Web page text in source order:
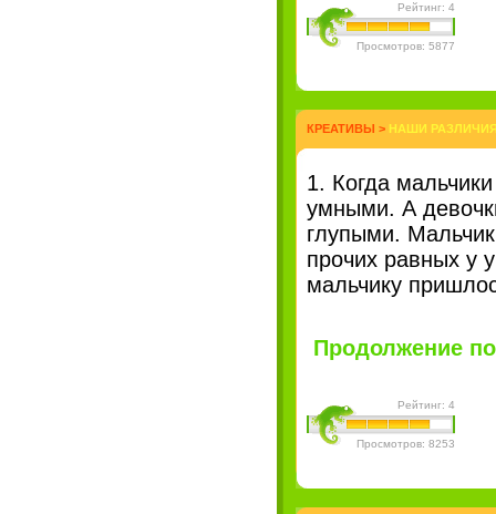
Рейтинг: 4
Просмотров: 5877
КРЕАТИВЫ > НАШИ
1. Когда
умными. А
глупыми.
прочих равных у
мальчику
Продолжение
Рейтинг: 4
Просмотров: 8253